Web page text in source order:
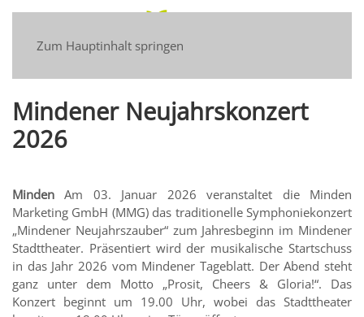
Zum Hauptinhalt springen
Mindener Neujahrskonzert
2026
Minden Am 03. Januar 2026 veranstaltet die Minden
Marketing GmbH (MMG) das traditionelle Symphoniekonzert
„Mindener Neujahrszauber“ zum Jahresbeginn im Mindener
Stadttheater. Präsentiert wird der musikalische Startschuss
in das Jahr 2026 vom Mindener Tageblatt. Der Abend steht
ganz unter dem Motto „Prosit, Cheers & Gloria!“. Das
Konzert beginnt um 19.00 Uhr, wobei das Stadttheater